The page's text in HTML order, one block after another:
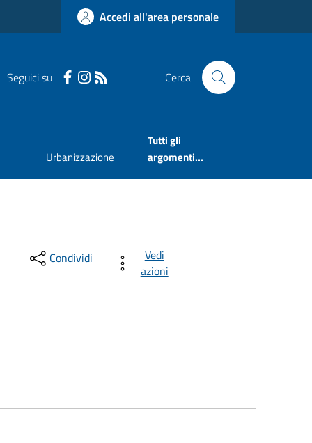
Accedi all'area personale
Seguici su Cerca
Urbanizzazione
Tutti gli
argomenti...
Condividi
Vedi
azioni